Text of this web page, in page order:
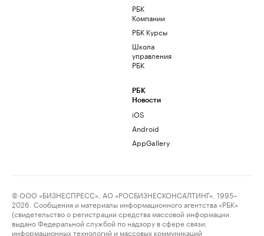
РБК
Компании
РБК Курсы
Школа
управления
РБК
РБК
Новости
iOS
Android
AppGallery
© ООО «БИЗНЕСПРЕСС», АО «РОСБИЗНЕСКОНСАЛТИНГ», 1995–
2026. Сообщения и материалы информационного агентства «РБК»
(свидетельство о регистрации средства массовой информации
выдано Федеральной службой по надзору в сфере связи,
информационных технологий и массовых коммуникаций